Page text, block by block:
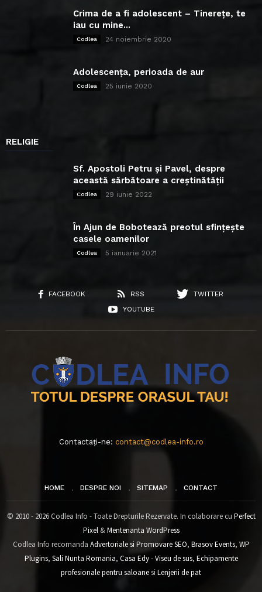
Crima de a fi adolescent – Tinerețe, te
iau cu mine...
Codlea 24 noiembrie 2020
Adolescența, perioada de aur
Codlea 25 iunie 2020
RELIGIE
Sf. Apostoli Petru și Pavel, despre
această sărbătoare a creștinătății
Codlea 29 iunie 2022
În Ajun de Bobotează preotul sfințește
casele oamenilor
Codlea 5 ianuarie 2021
FACEBOOK RSS
TWITTER
YOUTUBE
Contactați-ne: contact@codlea-info.ro
HOME DESPRE NOI SITEMAP CONTACT
© 2010 - 2026 Codlea Info - Toate Drepturile Rezervate. In colaborare cu Perfect
Pixel&Mentenanta WordPress
Codlea Info recomanda Advertoriale si Promovare SEO, Brasov Events, WP
Plugins, Sali Nunta Romania, Casa Edy - Viseu de sus, Echipamente
profesionale pentru saloanesi Lenjerii de pat